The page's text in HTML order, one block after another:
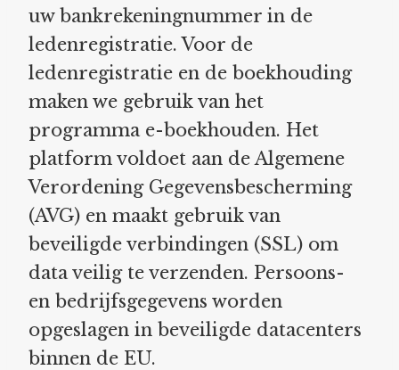
uw bankrekeningnummer in de
ledenregistratie. Voor de
ledenregistratie en de boekhouding
maken we gebruik van het
programma e-boekhouden. Het
platform voldoet aan de Algemene
Verordening Gegevensbescherming
(AVG) en maakt gebruik van
beveiligde verbindingen (SSL) om
data veilig te verzenden. Persoons-
en bedrijfsgegevens worden
opgeslagen in beveiligde datacenters
binnen de EU.